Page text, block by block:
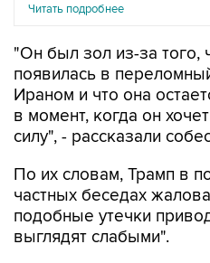
Читать подробнее
"Он был зол из-за того,
появилась в
Ираном и что она
в момент, когда он
силу", - рассказали
По их словам, Трамп в
частных беседах
подобные утечки
выглядят слабыми".